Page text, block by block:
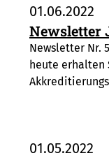
01.06.2022
Newsletter
Newsletter Nr.
heute erhalten
01.05.2022